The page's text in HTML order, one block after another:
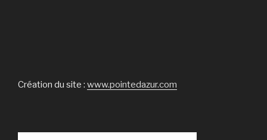
Création du site : www.pointedazur.com